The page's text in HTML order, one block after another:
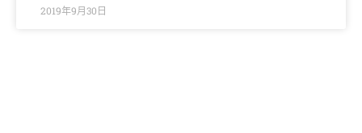
2019年9月30日